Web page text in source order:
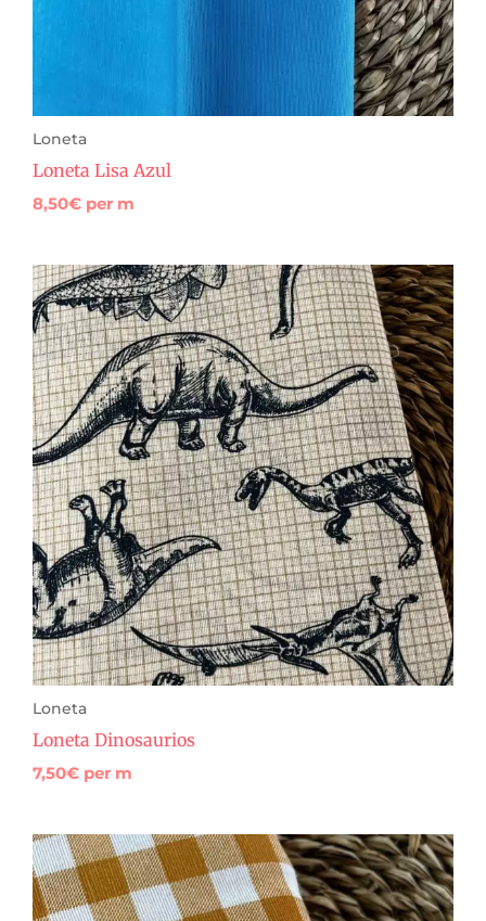
Loneta
Loneta Lisa Azul
8,50€ per m
Loneta
Loneta Dinosaurios
7,50€ per m